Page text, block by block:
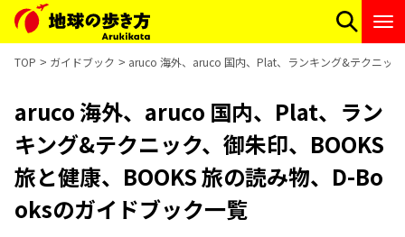
TOP ガイドブック aruco 海外、aruco 国内、Plat、ランキング&テクニッ
aruco 海外、aruco 国内、Plat、ラン
キング&テクニック、御朱印、BOOKS
旅と健康、BOOKS 旅の読み物、D-Bo
oksのガイドブック一覧